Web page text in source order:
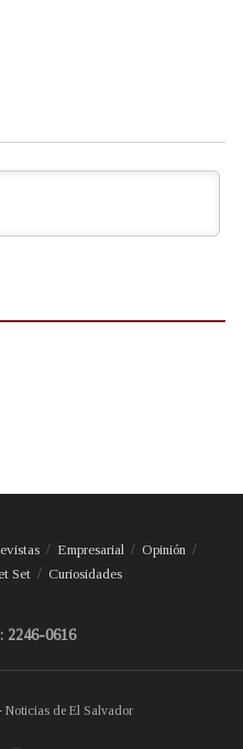
Empresarial
Opinión
Set Curiosidades
2246-0616
Noticias de El Salvador